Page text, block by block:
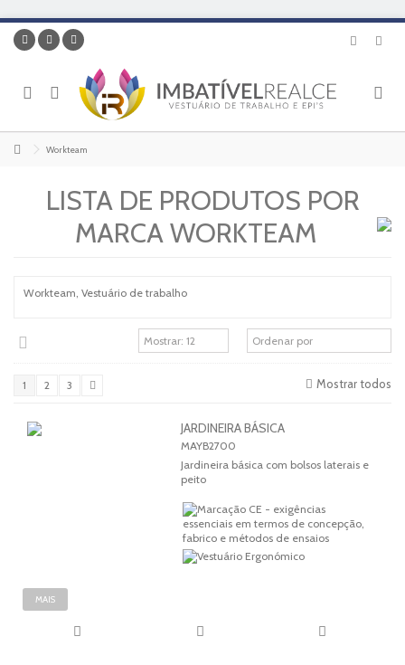
Workteam
LISTA DE PRODUTOS POR
MARCA WORKTEAM
Workteam, Vestuário de trabalho
Mostrar todos
1 2 3
JARDINEIRA BÁSICA
MAYB2700
Jardineira básica com bolsos laterais e
peito
MAIS